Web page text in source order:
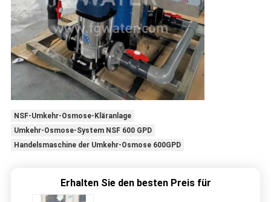
NSF-Umkehr-Osmose-Kläranlage
Umkehr-Osmose-System NSF 600 GPD
Handelsmaschine der Umkehr-Osmose 600GPD
Erhalten Sie den besten Preis für